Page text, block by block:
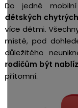
Do jedné
dětských
více dětmi.
místě, pod
důležitého
rodičům být
přítomní.